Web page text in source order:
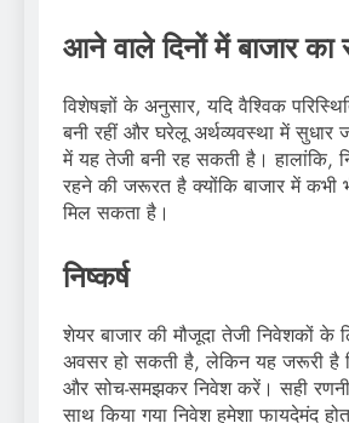
आने वाले दिनों में बाजार
विशेषज्ञों के अनुसार, यदि वैश्विक
बनी रहीं और घरेलू अर्थव्यवस्था में सुधार
में यह तेजी बनी रह सकती है। हालांकि,
रहने की जरूरत है क्योंकि बाजार में कभी
मिल सकता है।
निष्कर्ष
शेयर बाजार की मौजूदा तेजी निवेशकों के
अवसर हो सकती है, लेकिन यह जरूरी है
और सोच-समझकर निवेश करें। सही
साथ किया गया निवेश हमेशा फायदेमंद